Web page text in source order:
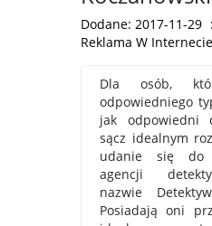
Dodane: 2017-11-29
Reklama W
Dla osób,
odpowiedniego
jak odpowiedni
sącz idealnym
udanie się do
agencji
nazwie
Posiadają oni